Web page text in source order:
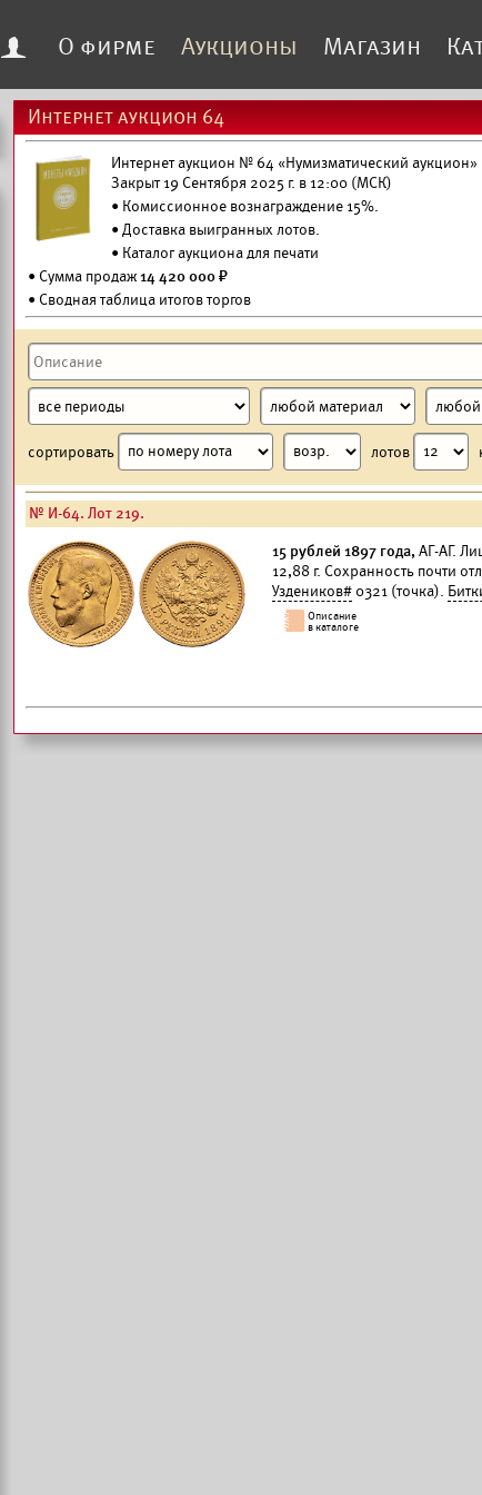
f О фирме Аукционы Магазин
Интернет аукцион 64
Интернет аукцион № 64 «Нумизматический аукцион»
Закрыт 19 Сентября 2025 г. в 12:00 (МСК)
• Комиссионное вознаграждение 15%.
•Доставка выигранных лотов.
• Каталог аукциона для печати
• Сумма продаж14 420 000 ₽
• Сводная таблица итогов торгов
сортировать лотов
№ И-64. Лот 219.
15 рублей 1897 года,АГ-АГ.
12,88 г. Сохранность почти
Уздеников# 0321 (точка).